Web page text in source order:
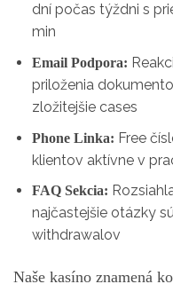
dní počas týždni s
min
Email Podpora:
priloženia
zložitejšie cases
Phone Linka: Free
klientov aktívne v
FAQ Sekcia:
najčastejšie otázky
withdrawalov
Naše kasíno znamená